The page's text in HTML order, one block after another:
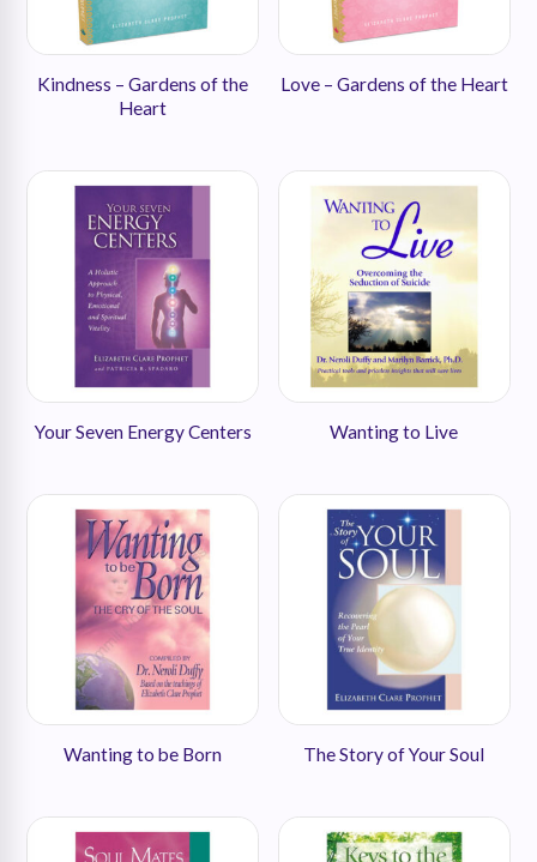
Kindness – Gardens of the
Heart
Love – Gardens of the Heart
Your Seven Energy Centers Wanting to Live
Wanting to be Born The Story of Your Soul